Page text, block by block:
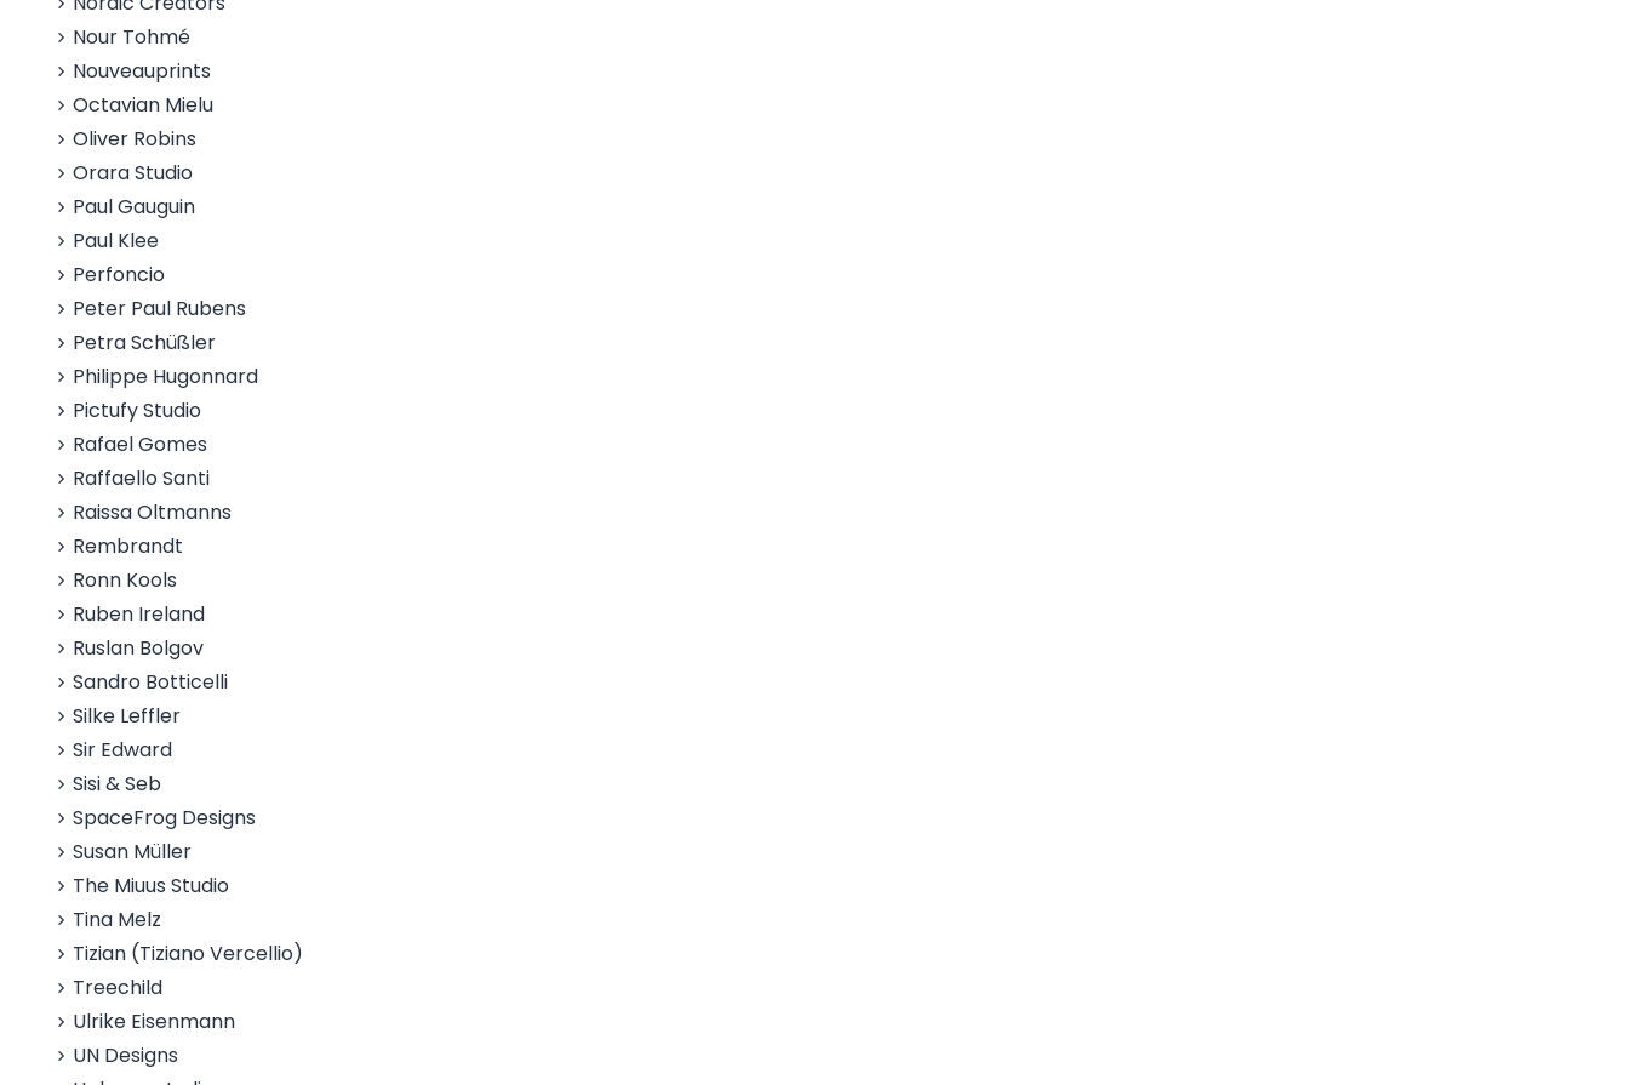
Nour Tohmé
Nouveauprints
Octavian Mielu
Oliver Robins
Orara Studio
Paul Gauguin
Paul Klee
Perfoncio
Peter Paul Rubens
Petra Schüßler
Philippe Hugonnard
Pictufy Studio
Rafael Gomes
Raffaello Santi
Raissa Oltmanns
Rembrandt
Ronn Kools
Ruben Ireland
Ruslan Bolgov
Sandro Botticelli
Silke Leffler
Sir Edward
Sisi & Seb
SpaceFrog Designs
Susan Müller
The Miuus Studio
Tina Melz
Tizian (Tiziano Vercellio)
Treechild
Ulrike Eisenmann
UN Designs